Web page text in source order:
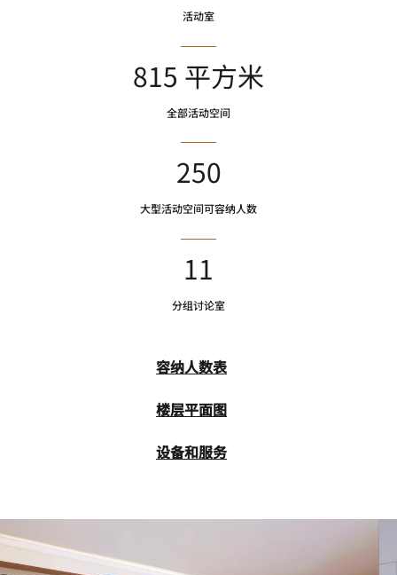
活动室
815 平方米
全部活动空间
250
大型活动空间可容纳人数
11
分组讨论室
容纳人数表
楼层平面图
设备和服务